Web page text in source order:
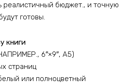
реалистичный бюджет., и точную
готовы.
книги
6″×9″, A5)
страниц
или полноцветный